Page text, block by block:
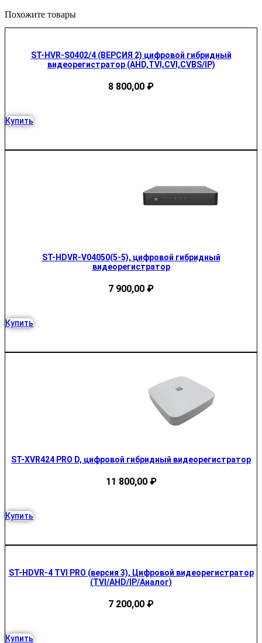
Похожите товары
ST-HVR-S0402/4 (ВЕРСИЯ 2) цифровой гибридный
видеорегистратор (AHD,TVI,CVI,CVBS/IP)
8 800,00 ₽
Купить
ST-HDVR-V04050(5-5), цифровой гибридный
видеорегистратор
7 900,00 ₽
Купить
ST-XVR424 PRO D, цифровой гибридный видеорегистратор
11 800,00 ₽
Купить
ST-HDVR-4 TVI PRO (версия 3), Цифровой видеорегистратор
(TVI/AHD/IP/Аналог)
7 200,00 ₽
Купить